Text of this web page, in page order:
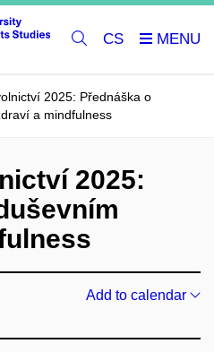
CS
2025: Přednáška o
a mindfulness
2025:
Add to calendar